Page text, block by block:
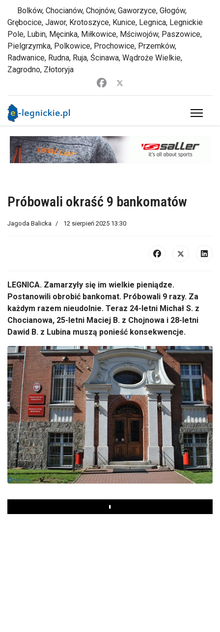
Bolków, Chocianów, Chojnów, Gaworzyce, Głogów,
Grębocice, Jawor, Krotoszyce, Kunice, Legnica, Legnickie
Pole, Lubin, Męcinka, Miłkowice, Mściwojów, Paszowice,
Pielgrzymka, Polkowice, Prochowice, Przemków,
Radwanice, Rudna, Ruja, Ścinawa, Wądroże Wielkie,
Zagrodno, Złotoryja
Próbowali okraść 9 bankomatów
Jagoda Balicka 12 sierpień 2025 13:30
LEGNICA. Zamarzyły się im wielkie pieniądze.
Postanowili obrobić bankomat. Próbowali 9 razy. Za
każdym razem nieudolnie. Teraz 24-letni Michał S. z
Chocianowa, 25-letni Maciej B. z Chojnowa i 28-letni
Dawid B. z Lubina muszą ponieść konsekwencje.
Play